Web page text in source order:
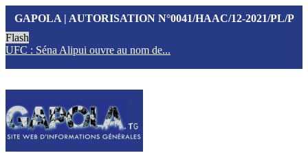
GAPOLA | AUTORISATION N°0041/HAAC/12-2021/PL/P
Flash
UFC : Séna Alipui ouvre au nom de...